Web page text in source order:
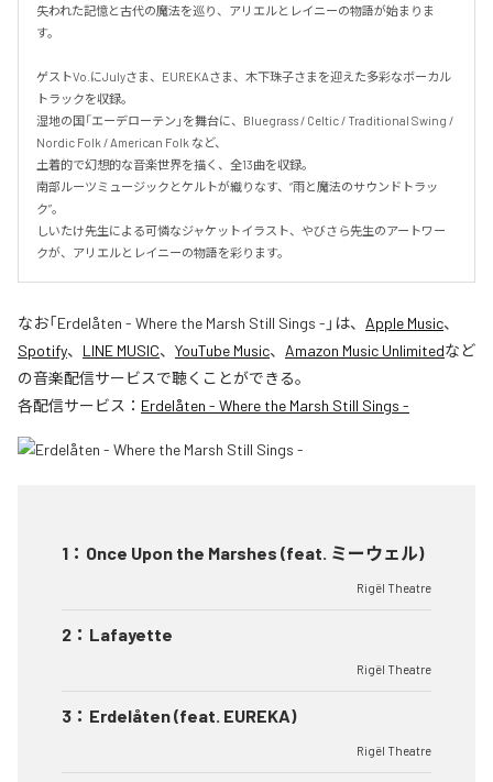
失われた記憶と古代の魔法を巡り、アリエルとレイニーの物語が始まりま
す。
ゲストVo.にJulyさま、EUREKAさま、木下珠子さまを迎えた多彩なボーカル
トラックを収録。
湿地の国「エーデローテン」を舞台に、Bluegrass / Celtic / Traditional Swing /
Nordic Folk / American Folk など、
土着的で幻想的な音楽世界を描く、全13曲を収録。
南部ルーツミュージックとケルトが織りなす、“雨と魔法のサウンドトラッ
ク”。
しいたけ先生による可憐なジャケットイラスト、やびさら先生のアートワー
クが、アリエルとレイニーの物語を彩ります。
なお「Erdelåten - Where the Marsh Still Sings - 」は、 Apple Music、
Spotify、 LINE MUSIC、 YouTube Music、 Amazon Music Unlimitedなど
の音楽配信サービスで聴くことができる。
各配信サービス： Erdelåten - Where the Marsh Still Sings -
1 ： Once Upon the Marshes (feat. ミーウェル)
Rigël Theatre
2 ： Lafayette
Rigël Theatre
3 ： Erdelåten (feat. EUREKA)
Rigël Theatre